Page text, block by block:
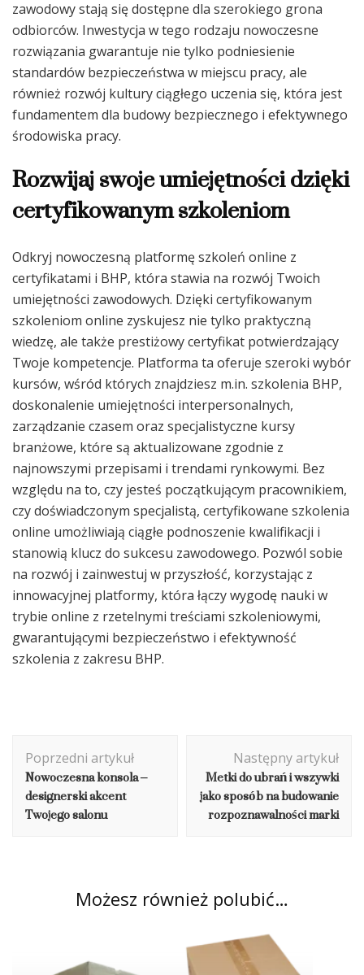
zawodowy stają się dostępne dla szerokiego grona
odbiorców. Inwestycja w tego rodzaju nowoczesne
rozwiązania gwarantuje nie tylko podniesienie
standardów bezpieczeństwa w miejscu pracy, ale
również rozwój kultury ciągłego uczenia się, która jest
fundamentem dla budowy bezpiecznego i efektywnego
środowiska pracy.
Rozwijaj swoje umiejętności dzięki
certyfikowanym szkoleniom
Odkryj nowoczesną platformę szkoleń online z
certyfikatami i BHP, która stawia na rozwój Twoich
umiejętności zawodowych. Dzięki certyfikowanym
szkoleniom online zyskujesz nie tylko praktyczną
wiedzę, ale także prestiżowy certyfikat potwierdzający
Twoje kompetencje. Platforma ta oferuje szeroki wybór
kursów, wśród których znajdziesz m.in. szkolenia BHP,
doskonalenie umiejętności interpersonalnych,
zarządzanie czasem oraz specjalistyczne kursy
branżowe, które są aktualizowane zgodnie z
najnowszymi przepisami i trendami rynkowymi. Bez
względu na to, czy jesteś początkującym pracownikiem,
czy doświadczonym specjalistą, certyfikowane szkolenia
online umożliwiają ciągłe podnoszenie kwalifikacji i
stanowią klucz do sukcesu zawodowego. Pozwól sobie
na rozwój i zainwestuj w przyszłość, korzystając z
innowacyjnej platformy, która łączy wygodę nauki w
trybie online z rzetelnymi treściami szkoleniowymi,
gwarantującymi bezpieczeństwo i efektywność
szkolenia z zakresu BHP.
wpisu
Poprzedni artykuł
Nowoczesna konsola –
designerski akcent
Twojego salonu
Następny artykuł
Metki do ubrań i wszywki
jako sposób na budowanie
rozpoznawalności marki
Możesz również polubić…